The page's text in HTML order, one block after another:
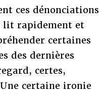
ces dénonciations
lit rapidement et
certaines
des dernières
certes,
certaine ironie